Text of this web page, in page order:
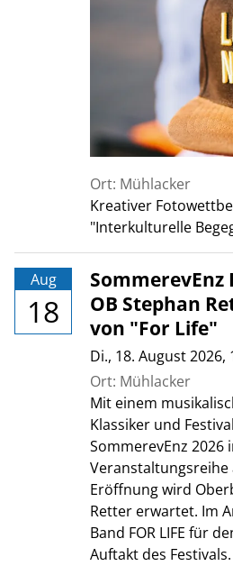
Ort: Mühlacker
Kreativer
"Interkulturelle
Aug
18
OB Stephan
von "For Life"
Di., 18. August 2026,
Ort: Mühlacker
Mit einem
Klassiker und
SommerevEnz 2026
Veranstaltungsreihe
Eröffnung wird
Retter erwartet. Im
Band FOR LIFE für
Auftakt des Festivals.